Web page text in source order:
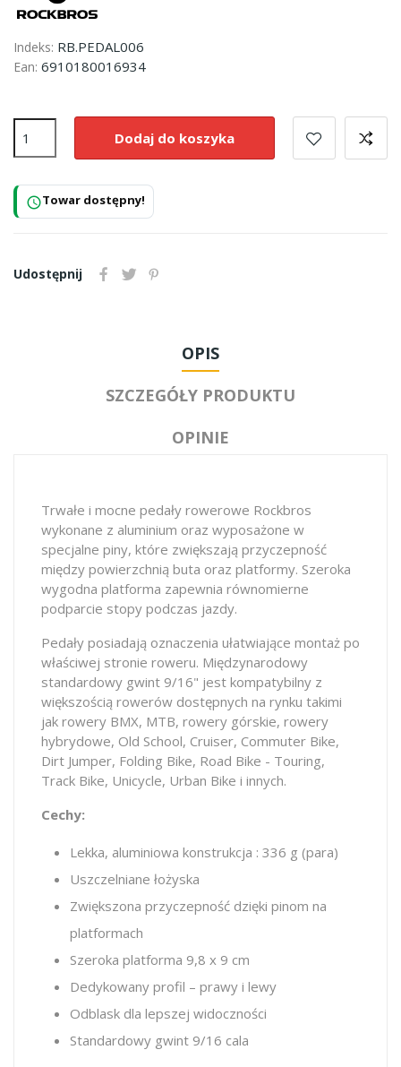
Indeks: RB.PEDAL006
Ean: 6910180016934
Dodaj do koszyka
scheduleTowar dostępny!
Udostępnij
OPIS
SZCZEGÓŁY PRODUKTU
OPINIE
Trwałe i mocne pedały rowerowe Rockbros
wykonane z aluminium oraz wyposażone w
specjalne piny, które zwiększają przyczepność
między powierzchnią buta oraz platformy. Szeroka
wygodna platforma zapewnia równomierne
podparcie stopy podczas jazdy.
Pedały posiadają oznaczenia ułatwiające montaż po
właściwej stronie roweru. Międzynarodowy
standardowy gwint 9/16" jest kompatybilny z
większością rowerów dostępnych na rynku takimi
jak rowery BMX, MTB, rowery górskie, rowery
hybrydowe, Old School, Cruiser, Commuter Bike,
Dirt Jumper, Folding Bike, Road Bike - Touring,
Track Bike, Unicycle, Urban Bike i innych.
Cechy:
Lekka, aluminiowa konstrukcja : 336 g (para)
Uszczelniane łożyska
Zwiększona przyczepność dzięki pinom na
platformach
Szeroka platforma 9,8 x 9 cm
Dedykowany profil – prawy i lewy
Odblask dla lepszej widoczności
Standardowy gwint 9/16 cala